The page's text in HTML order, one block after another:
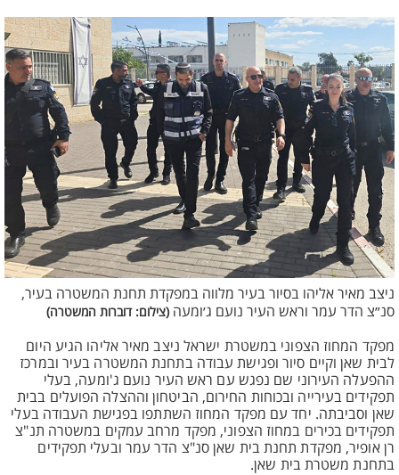
ניצב מאיר אליהו בסיור בעיר מלווה במפקדת תחנת המשטרה בעיר,
סנ״צ הדר עמר וראש העיר נועם ג׳ומעה (צילום: דוברות המשטרה)
מפקד המחוז הצפוני במשטרת ישראל ניצב מאיר אליהו הגיע היום
לבית שאן וקיים סיור ופגישת עבודה בתחנת המשטרה בעיר ובמרכז
ההפעלה העירוני שם נפגש עם ראש העיר נועם ג'ומעה, בעלי
תפקידים בעירייה ובכוחות החירום, הביטחון וההצלה הפועלים בבית
שאן וסביבתה. יחד עם מפקד המחוז השתתפו בפגישת העבודה בעלי
תפקידים בכירים במחוז הצפוני, מפקד מרחב עמקים במשטרה תנ"צ
רן אופיר, מפקדת תחנת בית שאן סנ"צ הדר עמר ובעלי תפקידים
בתחנת משטרת בית שאן.